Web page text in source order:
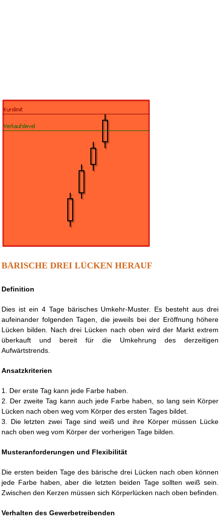
BÄRISCHE DREI LÜCKEN HERAUF
Definition
Dies ist ein 4 Tage bärisches Umkehr-Muster. Es besteht aus drei
aufeinander folgenden Tagen, die jeweils bei der Eröffnung höhere
Lücken bilden. Nach drei Lücken nach oben wird der Markt extrem
überkauft und bereit für die Umkehrung des derzeitigen
Aufwärtstrends.
Ansatzkriterien
1. Der erste Tag kann jede Farbe haben.
2. Der zweite Tag kann auch jede Farbe haben, so lang sein Körper
Lücken nach oben weg vom Körper des ersten Tages bildet.
3. Die letzten zwei Tage sind weiß und ihre Körper müssen Lücke
nach oben weg vom Körper der vorherigen Tage bilden.
Musteranforderungen und Flexibilität
Die ersten beiden Tage des bärische drei Lücken nach oben können
jede Farbe haben, aber die letzten beiden Tage sollten weiß sein.
Zwischen den Kerzen müssen sich Körperlücken nach oben befinden.
Verhalten des Gewerbetreibenden